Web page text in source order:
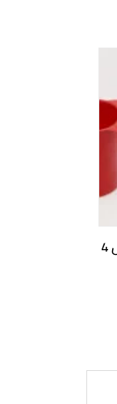
اسبوت لايت بلاستيك احمر طويل 4